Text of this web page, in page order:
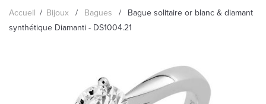
MARQUES
MONTRES
LES GEORGETTES
Accueil / Bijoux / Bagues /
Bague solitaire or blanc & diamant
synthétique Diamanti - DS1004.21